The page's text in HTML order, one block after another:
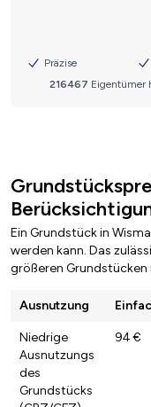
Ein Grundstück in
werden kann. Das
größeren
Ausnutzung
Niedrige
Ausnutzungs
des
Grundstücks
94 €